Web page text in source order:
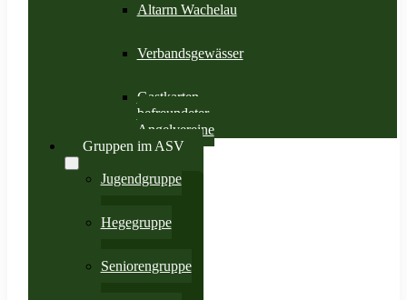
Altarm Wachelau
Verbandsgewässer
Gastkarten
befreundeter
Angelvereine
Gruppen im ASV
Jugendgruppe
Hegegruppe
Seniorengruppe